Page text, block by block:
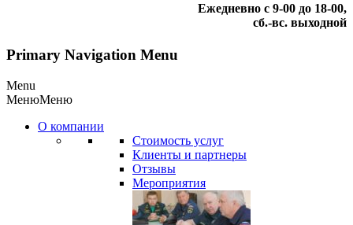
Ежедневно с 9-00 до 18-00,
сб.-вс. выходной
Primary Navigation Menu
Menu
МенюМеню
О компании
Стоимость услуг
Клиенты и партнеры
Отзывы
Мероприятия